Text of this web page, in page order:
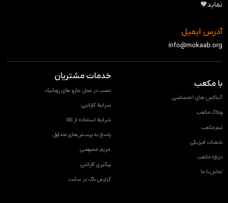
نماید🧡
آدرس ایمیل
info@mokaab.org
با مکعب
آنباکس های اختصاصی
وبلاگ مکعب
تیم مکعب
شعبات فیزیکی
درباره مکعب
تماس با ما
خدمات مشتریان
نصب در محل جارو های روباتیک
شرایط گارانتی
شرایط استفاده از کالا
پاسخ به پرسش‌های متداول
حریم خصوصی
پیگیری گارانتی
گزارش باگ در سایت